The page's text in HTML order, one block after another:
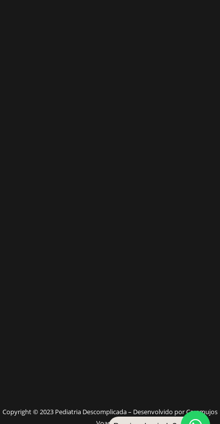
Copyright © 2023 Pediatria Descomplicada – Desenvolvido por Caramujos
W